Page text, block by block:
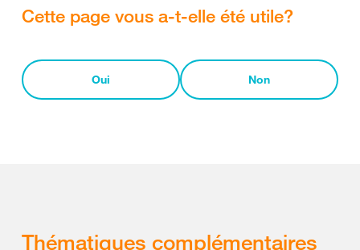
Cette page vous a-t-elle été utile?
Oui Non
Thématiques complémentaires